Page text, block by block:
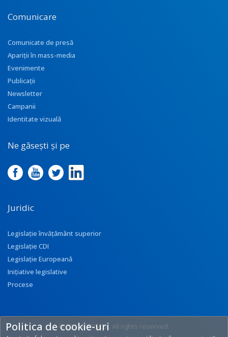
Comunicare
Comunicate de presă
Apariţii în mass-media
Evenimente
Publicații
Newsletter
Campanii
Identitate vizuală
Ne găsești și pe
Juridic
Legislație învățământ superior
Legislație CDI
Legislație Europeană
Inițiative legislative
Procese
© 2017 UEFISCDI. All rights reserved.
Politica de cookie-uri